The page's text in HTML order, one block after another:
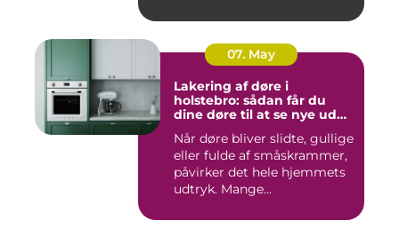
07. May
Lakering af døre i
holstebro: sådan får du
dine døre til at se nye ud
Når døre bliver slidte, gullige
eller fulde af småskrammer,
påvirker det hele hjemmets
udtryk. Mange...